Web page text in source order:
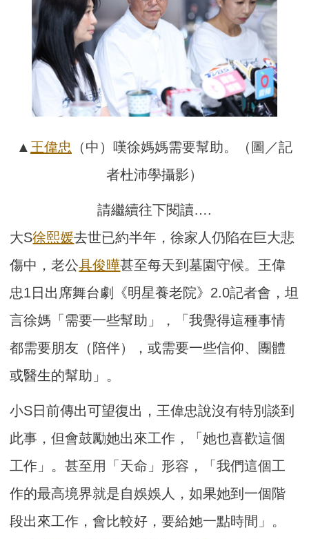
▲ 王偉忠 （中）嘆徐媽媽需要幫助。（圖／記
者杜沛學攝影）
請繼續往下閱讀….
大S徐熙媛去世已約半年，徐家人仍陷在巨大悲
傷中，老公具俊曄甚至每天到墓園守候。王偉
忠1日出席舞台劇《明星養老院》2.0記者會，坦
言徐媽「需要一些幫助」，「我覺得這種事情
都需要朋友（陪伴），或需要一些信仰、團體
或醫生的幫助」。
小S日前傳出可望復出，王偉忠說沒有特別談到
此事，但會鼓勵她出來工作，「她也喜歡這個
工作」。甚至用「天命」形容，「我們這個工
作的最高境界就是自娛娛人，如果她到一個階
段出來工作，會比較好，要給她一點時間」。